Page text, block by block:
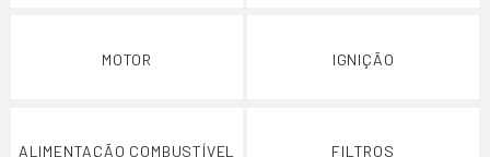
MOTOR IGNIÇÃO
ALIMENTAÇÃO COMBUSTÍVEL FILTROS